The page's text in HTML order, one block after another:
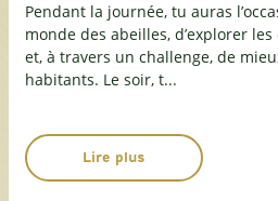
Pendant la journée, tu auras
monde des abeilles, d’explorer
et, à travers un challenge, de
habitants. Le soir, t...
Lire plus